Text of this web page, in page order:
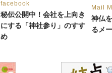
facebook
秘伝公開中！会社を上向き
にする「神社参り」のすす
め
Mail
神仏
るメ